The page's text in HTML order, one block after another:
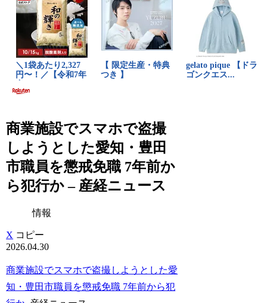
商業施設でスマホで盗撮
しようとした愛知・豊田
市職員を懲戒免職 7年前か
ら犯行か – 産経ニュース
情報
X コピー
2026.04.30
商業施設でスマホで盗撮しようとした愛
知・豊田市職員を懲戒免職 7年前から犯